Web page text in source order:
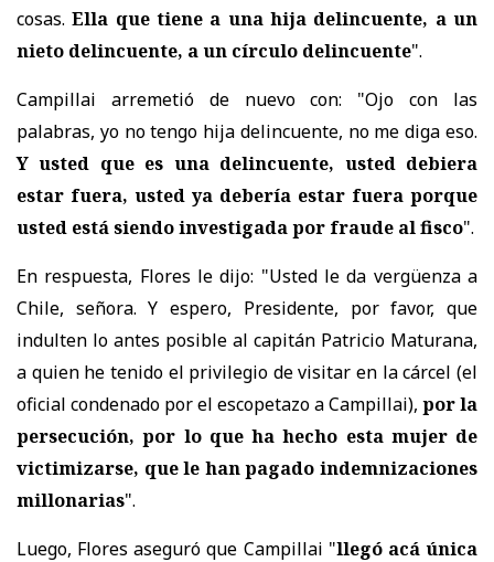
cosas.Ella que tiene a una hija delincuente, a un
nieto delincuente, a un círculo delincuente".
Campillai arremetió de nuevo con: "Ojo con las
palabras, yo no tengo hija delincuente, no me diga eso.
Y usted que es una delincuente, usted debiera
estar fuera, usted ya debería estar fuera porque
usted está siendo investigada por fraude al fisco".
En respuesta, Flores le dijo: "Usted le da vergüenza a
Chile, señora. Y espero, Presidente, por favor, que
indulten lo antes posible al capitán Patricio Maturana,
a quien he tenido el privilegio de visitar en la cárcel (el
oficial condenado por el escopetazo a Campillai), por la
persecución, por lo que ha hecho esta mujer de
victimizarse, que le han pagado indemnizaciones
millonarias".
Luego, Flores aseguró que Campillai "llegó acá única